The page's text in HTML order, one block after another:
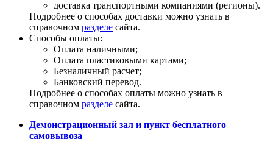
доставка транспортными компаниями (регионы).
Подробнее о способах доставки можно узнать в
справочном разделе сайта.
Способы оплаты:
Оплата наличными;
Оплата пластиковыми картами;
Безналичный расчет;
Банковский перевод.
Подробнее о способах оплаты можно узнать в
справочном разделе сайта.
Демонстрационный зал и пункт бесплатного
самовывоза